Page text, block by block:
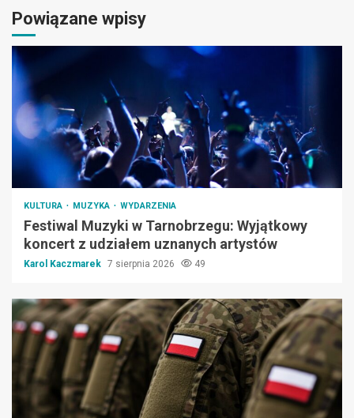
Powiązane wpisy
KULTURA MUZYKA WYDARZENIA
Festiwal Muzyki w Tarnobrzegu: Wyjątkowy
koncert z udziałem uznanych artystów
Karol Kaczmarek 7 sierpnia 2026 49